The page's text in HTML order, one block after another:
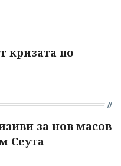
кризата по
за нов масов
Сеута